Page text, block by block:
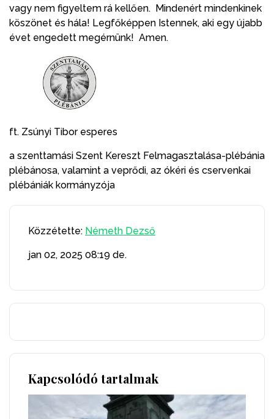
vagy nem figyeltem rá kellően. Mindenért mindenkinek
köszönet és hála! Legfőképpen Istennek, aki egy újabb
évet engedett megérnünk! Amen.
ft. Zsúnyi Tibor esperes
a szenttamási Szent Kereszt Felmagasztalása-plébánia
plébánosa, valamint a veprődi, az ókéri és cservenkai
plébániák kormányzója
Közzétette: Németh Dezső
jan 02, 2025 08:19 de.
Kapcsolódó tartalmak